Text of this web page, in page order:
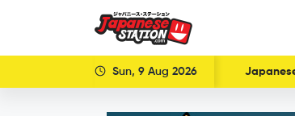
Sun, 9 Aug 2026